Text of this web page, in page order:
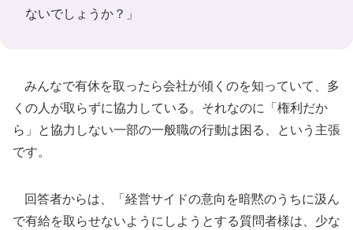
ないでしょうか？」
みんなで有休を取ったら会社が傾くのを知っていて、多
くの人が取らずに協力している。それなのに「権利だか
ら」と協力しない一部の一般職の行動は困る、という主張
です。
回答者からは、「経営サイドの意向を暗黙のうちに汲ん
で有給を取らせないようにしようとする質問者様は、少な